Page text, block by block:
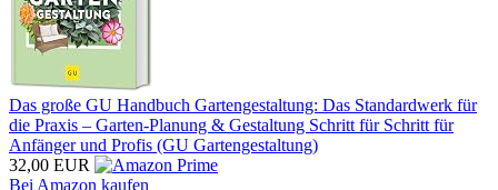
Das große GU Handbuch Gartengestaltung: Das Standardwerk für
die Praxis – Garten-Planung & Gestaltung Schritt für Schritt für
Anfänger und Profis (GU Gartengestaltung)
32,00 EUR
Bei Amazon kaufen